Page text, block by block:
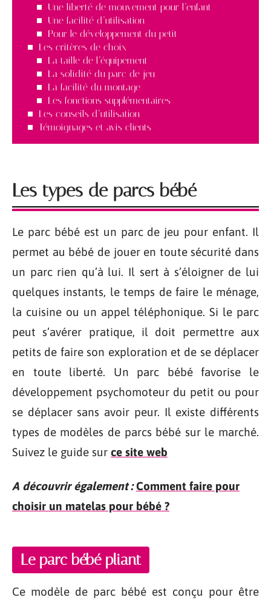
Une liberté de mouvement pour l’enfant
Une facilité d’utilisation
Pour le développement du petit
Les critères de choix
La taille de l’équipement
La solidité du parc de jeu
La facilité du montage
Les fonctions supplémentaires
Les conseils d’utilisation
Témoignages et avis clients
Les types de parcs bébé
Le parc bébé est un parc de jeu pour enfant. Il
permet au bébé de jouer en toute sécurité dans
un parc rien qu’à lui. Il sert à s’éloigner de lui
quelques instants, le temps de faire le ménage,
la cuisine ou un appel téléphonique. Si le parc
peut s’avérer pratique, il doit permettre aux
petits de faire son exploration et de se déplacer
en toute liberté. Un parc bébé favorise le
développement psychomoteur du petit ou pour
se déplacer sans avoir peur. Il existe différents
types de modèles de parcs bébé sur le marché.
Suivez le guide sur ce site web
A découvrir également : Comment faire pour
choisir un matelas pour bébé ?
Le parc bébé pliant
Ce modèle de parc bébé est conçu pour être